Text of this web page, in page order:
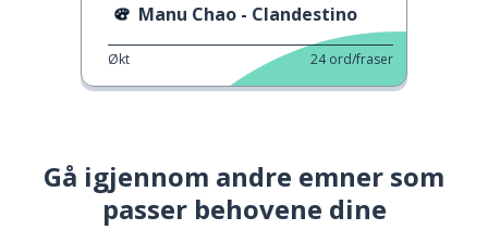
Manu Chao - Clandestino
Økt 24 ord/fraser
Gå igjennom andre emner som
passer behovene dine